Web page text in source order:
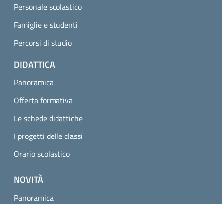
Personale scolastico
Famiglie e studenti
Percorsi di studio
DIDATTICA
Panoramica
Offerta formativa
Le schede didattiche
I progetti delle classi
Orario scolastico
NOVITÀ
Panoramica